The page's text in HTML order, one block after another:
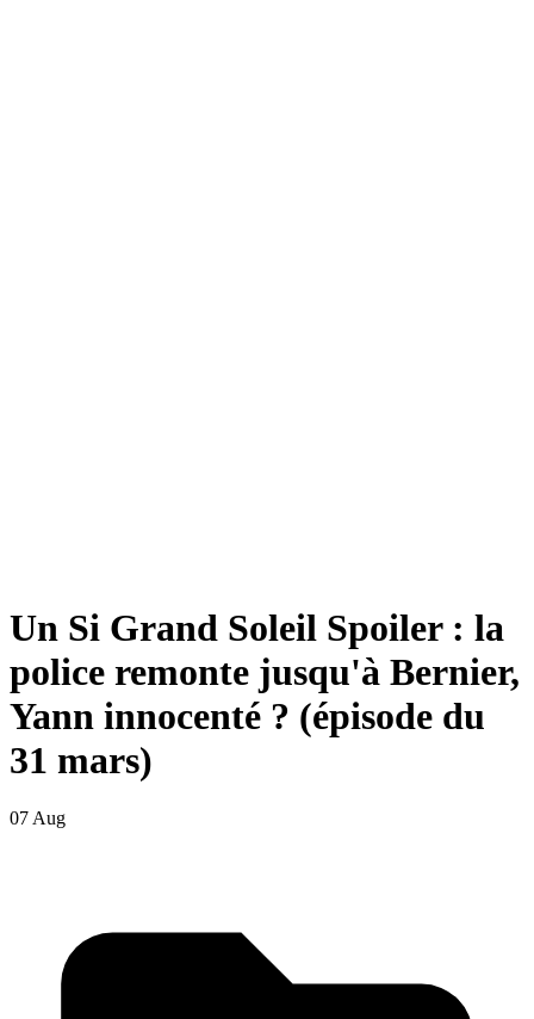
Un Si Grand Soleil Spoiler : la
police remonte jusqu'à Bernier,
Yann innocenté ? (épisode du
31 mars)
07 Aug